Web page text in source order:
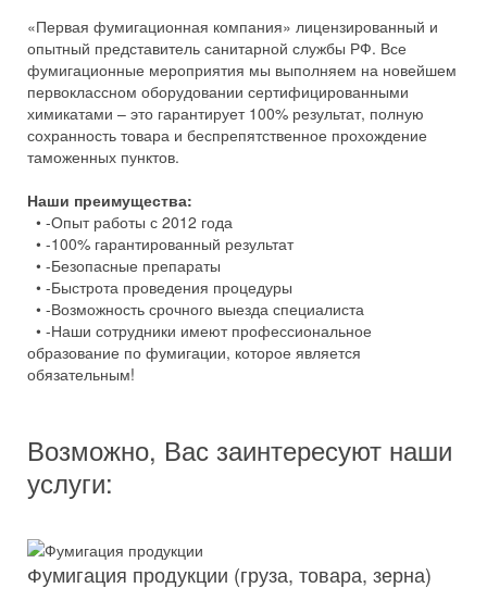
«Первая фумигационная компания» лицензированный и
опытный представитель санитарной службы РФ. Все
фумигационные мероприятия мы выполняем на новейшем
первоклассном оборудовании сертифицированными
химикатами – это гарантирует 100% результат, полную
сохранность товара и беспрепятственное прохождение
таможенных пунктов.
Наши преимущества:
• -Опыт работы с 2012 года
• -100% гарантированный результат
• -Безопасные препараты
• -Быстрота проведения процедуры
• -Возможность срочного выезда специалиста
• -Наши сотрудники имеют профессиональное
образование по фумигации, которое является
обязательным!
Возможно, Вас заинтересуют наши
услуги:
Фумигация продукции (груза, товара, зерна)